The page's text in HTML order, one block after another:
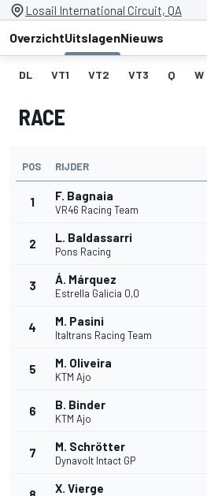
Losail International Circuit, QA
OverzichtUitslagenNieuws
DL VT1 VT2 VT3 Q W
RACE
POS RIJDER
1 F. Bagnaia
VR46 Racing Team
2 L. Baldassarri
Pons Racing
3 Á. Márquez
Estrella Galicia 0,0
4 M. Pasini
Italtrans Racing Team
5 M. Oliveira
KTM Ajo
6 B. Binder
KTM Ajo
7 M. Schrötter
Dynavolt Intact GP
X. Vierge